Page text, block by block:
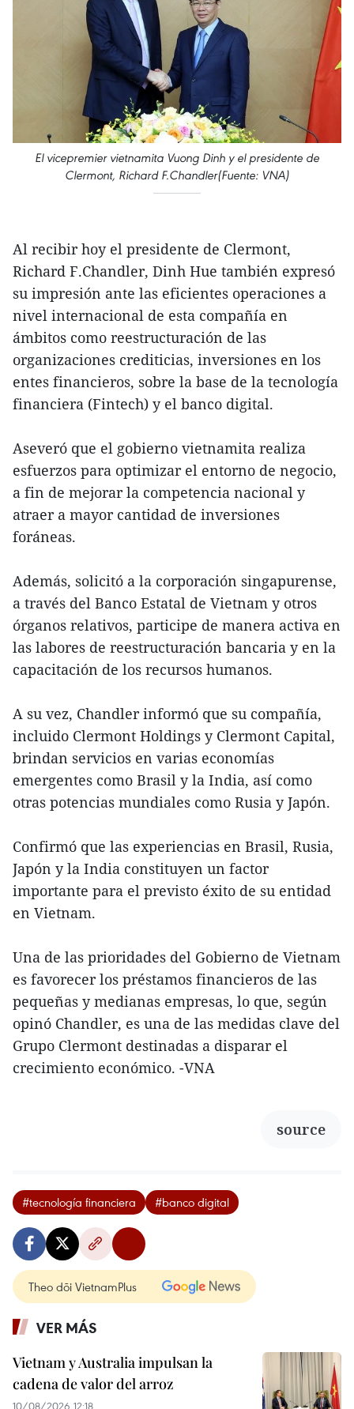
El vicepremier vietnamita Vuong Dinh y el presidente de
Clermont, Richard F.Chandler(Fuente: VNA)
Al recibir hoy el presidente de Clermont,
Richard F.Chandler, Dinh Hue también expresó
su impresión ante las eficientes operaciones a
nivel internacional de esta compañía en
ámbitos como reestructuración de las
organizaciones crediticias, inversiones en los
entes financieros, sobre la base de la tecnología
financiera (Fintech) y el banco digital.
Aseveró que el gobierno vietnamita realiza
esfuerzos para optimizar el entorno de negocio,
a fin de mejorar la competencia nacional y
atraer a mayor cantidad de inversiones
foráneas.
Además, solicitó a la corporación singapurense,
a través del Banco Estatal de Vietnam y otros
órganos relativos, participe de manera activa en
las labores de reestructuración bancaria y en la
capacitación de los recursos humanos.
A su vez, Chandler informó que su compañía,
incluido Clermont Holdings y Clermont Capital,
brindan servicios en varias economías
emergentes como Brasil y la India, así como
otras potencias mundiales como Rusia y Japón.
Confirmó que las experiencias en Brasil, Rusia,
Japón y la India constituyen un factor
importante para el previsto éxito de su entidad
en Vietnam.
Una de las prioridades del Gobierno de Vietnam
es favorecer los préstamos financieros de las
pequeñas y medianas empresas, lo que, según
opinó Chandler, es una de las medidas clave del
Grupo Clermont destinadas a disparar el
crecimiento económico. -VNA
source
#tecnología financiera #banco digital
Theo dõi VietnamPlus
VER MÁS
Vietnam y Australia impulsan la
cadena de valor del arroz
10/08/2026 12:18